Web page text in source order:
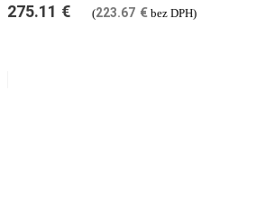
275.11 € (223.67 € bez DPH)